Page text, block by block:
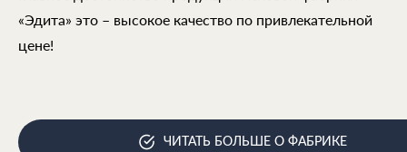
«Эдита» это – высокое качество по привлекательной
цене!
ЧИТАТЬ БОЛЬШЕ О ФАБРИКЕ